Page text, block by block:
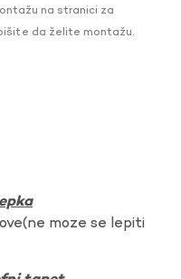
na stranici za
da želite montažu.
moze se lepiti